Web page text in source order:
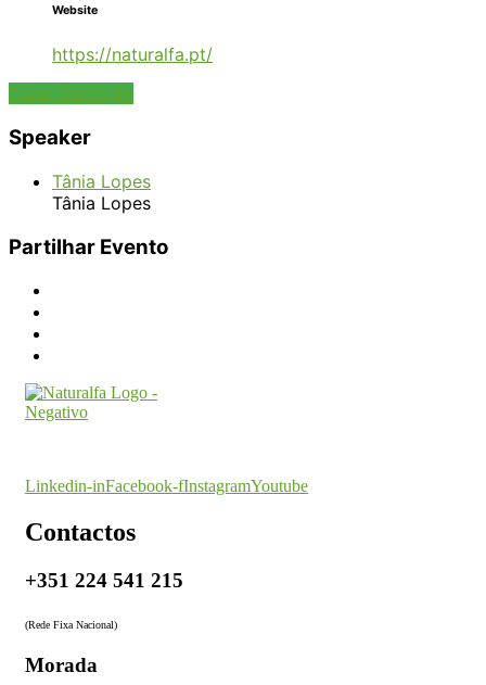
Website
https://naturalfa.pt/
Fazer inscrição
Speaker
Tânia Lopes
Tânia Lopes
Partilhar Evento
Linkedin-inFacebook-fInstagramYoutube
Contactos
+351 224 541 215
(Rede Fixa Nacional)
Morada